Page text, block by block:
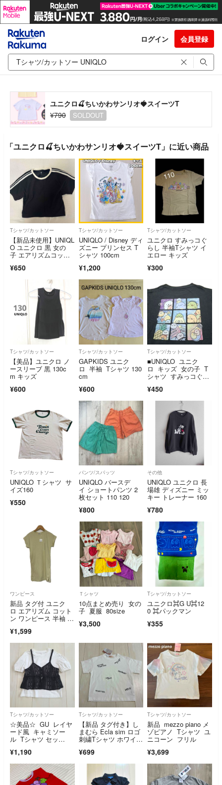
ログイン 会員登録
ユニクロ🍒ちいかわサンリオ🍓スイーツT
¥790
SOLDOUT
「ユニクロ🍒ちいかわサンリオ🍓スイーツT」に近い商品
Tシャツ/カットソー
【新品未使用】UNIQL
O ユニクロ 黒 女の
子 エアリズムコット
ツ 160cm
¥650
Tシャツ/カットソー
UNIQLO / Disney ディ
ズニー プリンセス T
シャツ 100cm
¥1,200
Tシャツ/カットソー
ユニクロ すみっコぐ
らし 半袖Tシャツ イ
エロー キッズ
¥300
Tシャツ/カットソー
【美品】ユニクロ ノ
ースリーブ 黒 130c
m キッズ
¥600
Tシャツ/カットソー
GAPKIDS ユニク
ロ 半袖 Tシャツ 130
cm
¥600
Tシャツ/カットソー
■UNIQLO ユニク
ロ キッズ 女の子 T
シャツ すみっコぐら
¥450
Tシャツ/カットソー
UNIQLO Ｔシャツ サ
イズ160
¥550
パンツ/スパッツ
UNIQLO バースデ
イ ショートパンツ 2
枚セット 110 120
¥800
その他
UNIQLO ユニクロ 長
場雄 ディズニー ミッ
キー トレーナー 160
¥780
ワンピース
新品 タグ付 ユニク
ロ エアリズム コット
ン ワンピース 半袖 13
¥1,599
Ｔシャツ
10点まとめ売り 女の
子 夏服 80size
¥3,500
Tシャツ/カットソー
ユニクロ⌘G U⌘12
0 ⌘パックマン
¥355
Tシャツ/カットソー
☆美品☆ GU レイヤ
ード風 キャミソー
ル Tシャツ セッ
¥1,190
Tシャツ/カットソー
【新品 タグ付き】し
まむら Ecla sim ロゴ
刺繍Tシャツ ホワイ
¥699
Tシャツ/カットソー
新品 mezzo piano メ
ゾピアノ Tシャツ ユ
ニコーン フリル
¥3,699